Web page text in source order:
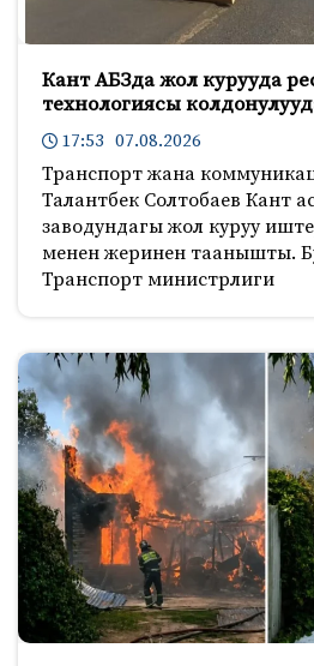
Кант АБЗда жол курууда
технологиясы
17:53 07.08.2026
Транспорт жана
Талантбек Солтобаев Кант
заводундагы жол куруу
менен жеринен таанышты.
Транспорт министрлиги